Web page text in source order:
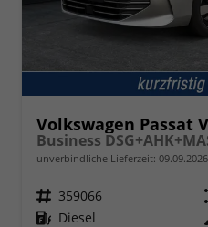
Volkswagen Passat
unverbindliche Lieferzeit: 09.09.2026
Fahrzeugnr. 359066
Kraftstoff Diesel